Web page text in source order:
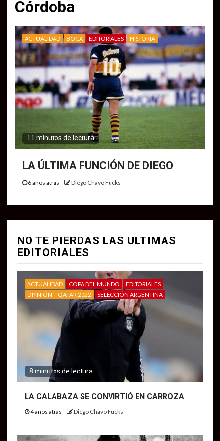
Córdoba
ACTUALIDAD BOCA EDITORIALES HISTORIA
11 minutos de lectura
LA ÚLTIMA FUNCIÓN DE DIEGO
6 años atrás Diego Chavo Fucks
NO TE PIERDAS LAS ULTIMAS
EDITORIALES
ACTUALIDAD COPA DEL MUNDO
EDITORIALES
OPINIÓN
QATAR 2022 SELECCIÓN ARGENTINA
8 minutos de lectura
LA CALABAZA SE CONVIRTIÓ EN CARROZA
4 años atrás Diego Chavo Fucks